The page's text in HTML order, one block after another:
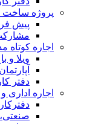
پروژه ساخت
پیش
اجاره کوتاه
ویلا و
دفتر
اجاره اداری